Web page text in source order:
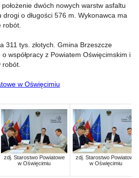
dwóch nowych warstw asfaltu
o długości 576 m. Wykonawca ma
robót.
311 tys. złotych. Gmina Brzeszcze
współpracy z Powiatem Oświęcimskim i
w Oświęcimiu
zdj. Starostwo Powiatowe
w Oświęcimiu
zdj. Starostwo Powiatowe
w Oświęcimiu